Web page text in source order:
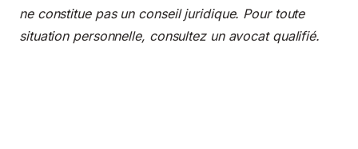
ne constitue pas un conseil juridique. Pour toute
situation personnelle, consultez un avocat qualifié.